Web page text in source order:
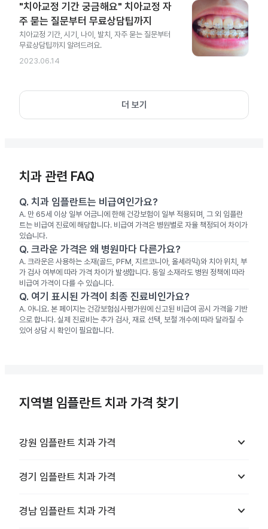
"치아교정 기간 궁금해요" 치아교정 자
주 묻는 질문부터 무료상담팁까지
치아교정 기간, 시기, 나이, 발치, 자주 묻는 질문부터
무료상담팁까지 알려드려요.
2023.06.14
더 보기
치과 관련 FAQ
Q. 치과 임플란트는 비급여인가요?
A. 만 65세 이상 일부 어금니에 한해 건강보험이 일부 적용되며, 그 외 임플란
트는 비급여 진료에 해당합니다. 비급여 가격은 병원별로 자율 책정되어 차이가
있습니다.
Q. 크라운 가격은 왜 병원마다 다른가요?
A. 크라운은 사용하는 소재(골드, PFM, 지르코니아, 올세라믹)와 치아 위치, 부
가 검사 여부에 따라 가격 차이가 발생합니다. 동일 소재라도 병원 정책에 따라
비급여 가격이 다를 수 있습니다.
Q. 여기 표시된 가격이 최종 진료비인가요?
A. 아니요. 본 페이지는 건강보험심사평가원에 신고된 비급여 공시 가격을 기반
으로 합니다. 실제 진료비는 추가 검사, 재료 선택, 보철 개수에 따라 달라질 수
있어 상담 시 확인이 필요합니다.
지역별 임플란트 치과 가격 찾기
강원 임플란트 치과 가격 keyboard_arrow_down
경기 임플란트 치과 가격 keyboard_arrow_down
경남 임플란트 치과 가격 keyboard_arrow_down